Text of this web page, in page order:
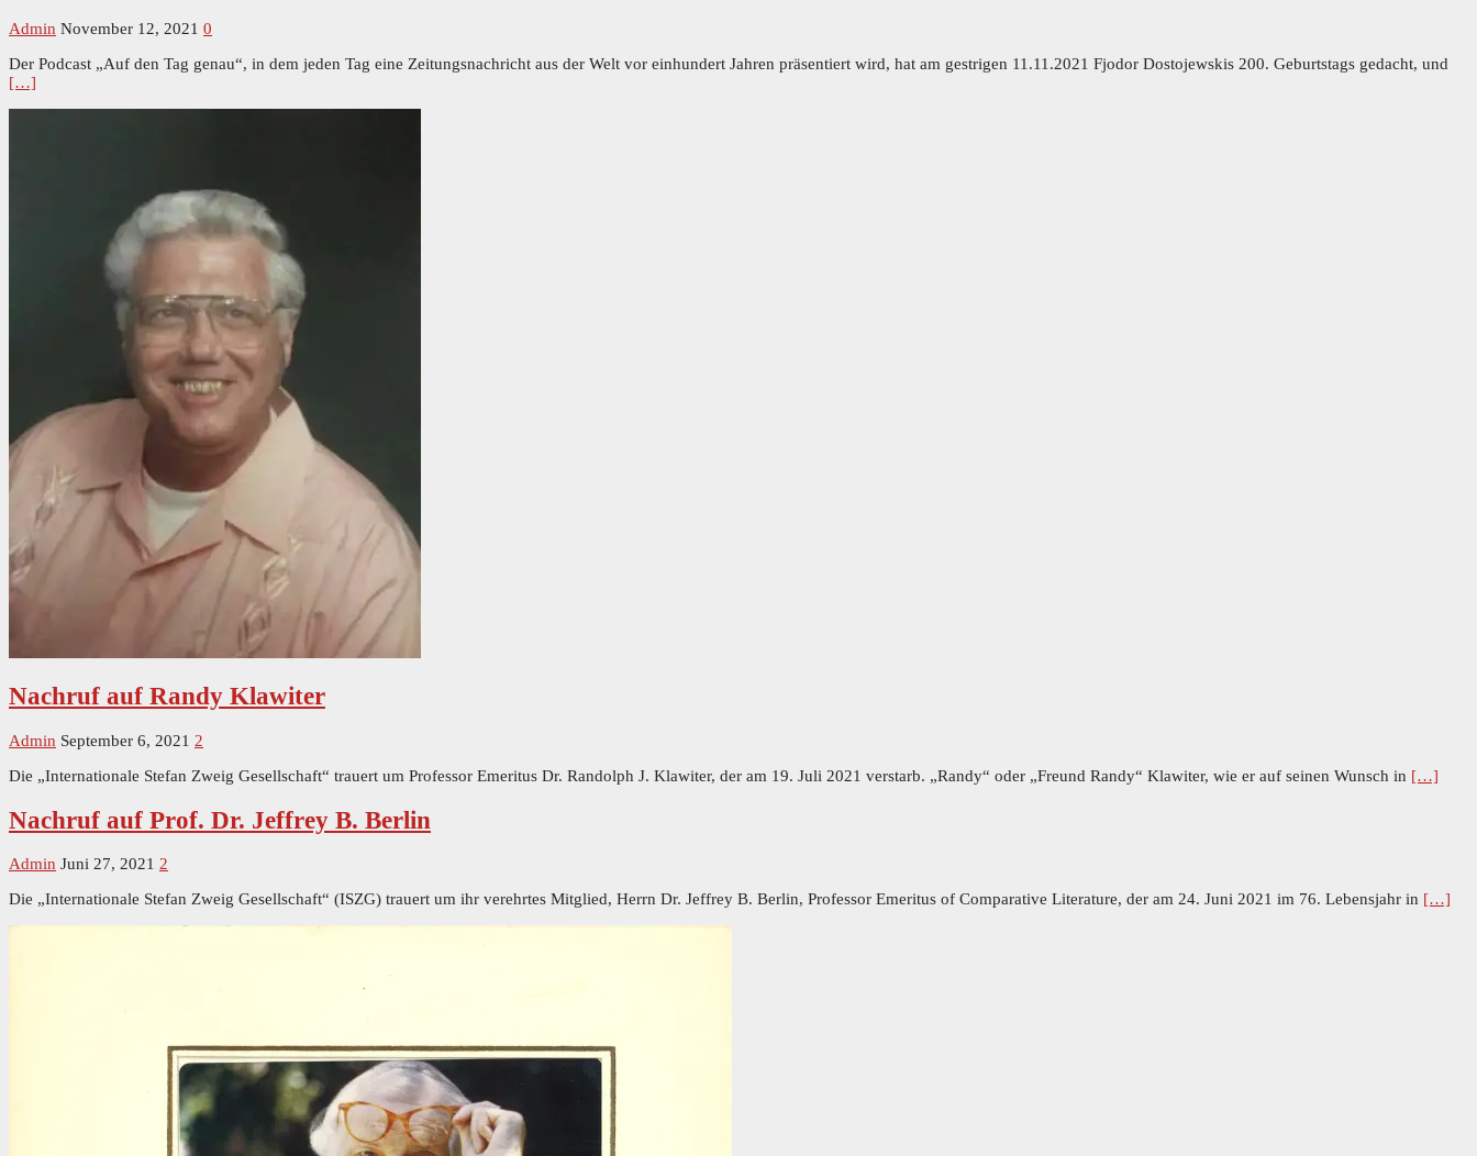
Admin November 12, 2021 0
Der Podcast „Auf den Tag genau“, in dem jeden Tag eine Zeitungsnachricht aus der Welt vor einhundert Jahren präsentiert wird, hat am gestrigen 11.11.2021 Fjodor Dostojewskis 200. Geburtstags gedacht, und
[…]
Nachruf auf Randy Klawiter
Admin September 6, 2021 2
Die „Internationale Stefan Zweig Gesellschaft“ trauert um Professor Emeritus Dr. Randolph J. Klawiter, der am 19. Juli 2021 verstarb. „Randy“ oder „Freund Randy“ Klawiter, wie er auf seinen Wunsch in […]
Nachruf auf Prof. Dr. Jeffrey B. Berlin
Admin Juni 27, 2021 2
Die „Internationale Stefan Zweig Gesellschaft“ (ISZG) trauert um ihr verehrtes Mitglied, Herrn Dr. Jeffrey B. Berlin, Professor Emeritus of Comparative Literature, der am 24. Juni 2021 im 76. Lebensjahr in […]